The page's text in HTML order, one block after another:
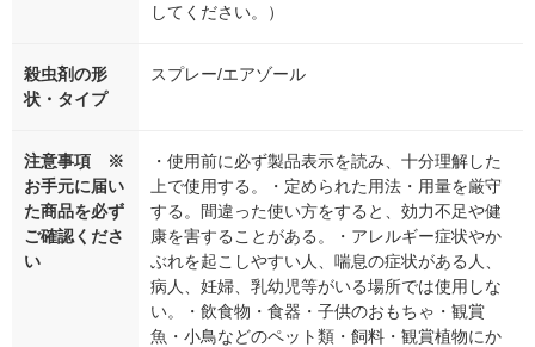
してください。）
殺虫剤の形
状・タイプ
スプレー/エアゾール
注意事項 ※
お手元に届い
た商品を必ず
ご確認くださ
い
・使用前に必ず製品表示を読み、十分理解した
上で使用する。・定められた用法・用量を厳守
する。間違った使い方をすると、効力不足や健
康を害することがある。・アレルギー症状やか
ぶれを起こしやすい人、喘息の症状がある人、
病人、妊婦、乳幼児等がいる場所では使用しな
い。・飲食物・食器・子供のおもちゃ・観賞
魚・小鳥などのペット類・飼料・観賞植物にか